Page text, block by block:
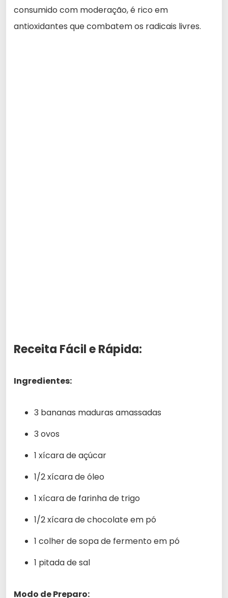
consumido com moderação, é rico em
antioxidantes que combatem os radicais livres.
Receita Fácil e Rápida:
Ingredientes:
3 bananas maduras amassadas
3 ovos
1 xícara de açúcar
1/2 xícara de óleo
1 xícara de farinha de trigo
1/2 xícara de chocolate em pó
1 colher de sopa de fermento em pó
1 pitada de sal
Modo de Preparo: